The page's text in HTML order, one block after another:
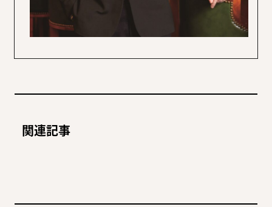
関連記事
はこの世界に入っていない
んじゃないかな」中園ミホ
無類の本好き作家が選んだ
のは、奇想天外な短編集